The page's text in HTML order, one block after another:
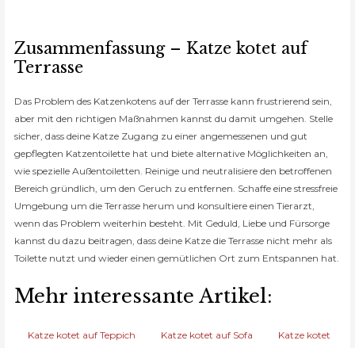
Zusammenfassung – Katze kotet auf
Terrasse
Das Problem des Katzenkotens auf der Terrasse kann frustrierend sein,
aber mit den richtigen Maßnahmen kannst du damit umgehen. Stelle
sicher, dass deine Katze Zugang zu einer angemessenen und gut
gepflegten Katzentoilette hat und biete alternative Möglichkeiten an,
wie spezielle Außentoiletten. Reinige und neutralisiere den betroffenen
Bereich gründlich, um den Geruch zu entfernen. Schaffe eine stressfreie
Umgebung um die Terrasse herum und konsultiere einen Tierarzt,
wenn das Problem weiterhin besteht. Mit Geduld, Liebe und Fürsorge
kannst du dazu beitragen, dass deine Katze die Terrasse nicht mehr als
Toilette nutzt und wieder einen gemütlichen Ort zum Entspannen hat.
Mehr interessante Artikel:
Katze kotet auf Teppich Katze kotet auf Sofa
Katze kotet